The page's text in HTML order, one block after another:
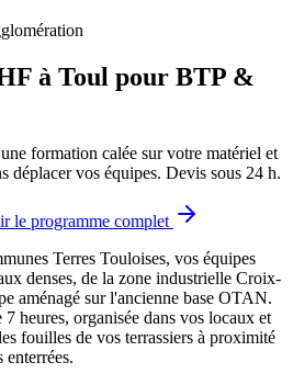
à Toul pour BTP &
formation calée sur votre matériel et
déplacer vos équipes. Devis sous 24 h.
le programme complet
Terres Touloises, vos équipes
denses, de la zone industrielle Croix-
aménagé sur l'ancienne base OTAN.
heures, organisée dans vos locaux et
fouilles de vos terrassiers à proximité
enterrées.